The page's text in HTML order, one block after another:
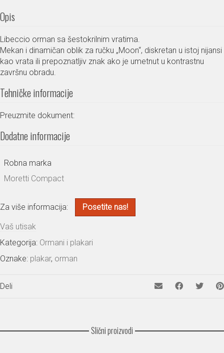
Opis
Libeccio orman sa šestokrilnim vratima.
Mekan i dinamičan oblik za ručku „Moon“, diskretan u istoj nijansi
kao vrata ili prepoznatljiv znak ako je umetnut u kontrastnu
završnu obradu.
Tehničke informacije
Preuzmite dokument:
Dodatne informacije
Robna marka
Moretti Compact
Za više informacija: Posetite nas!
Vaš utisak
Kategorija: Ormani i plakari
Oznake: plakar, orman
Deli
Slični proizvodi